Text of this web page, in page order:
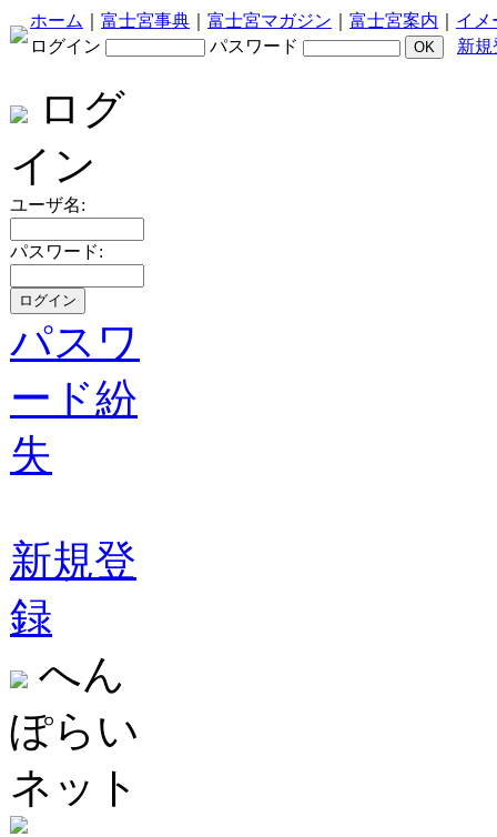
ホーム 富士宮事典 富士宮マガジン 富士宮案内
イメ
ログイン
パスワード 新規
ログ
イン
ユーザ名:
パスワード:
パスワ
ード紛
失
新規登
録
へん
ぽらい
ネット